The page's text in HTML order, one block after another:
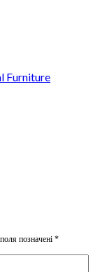
Furniture
позначені *